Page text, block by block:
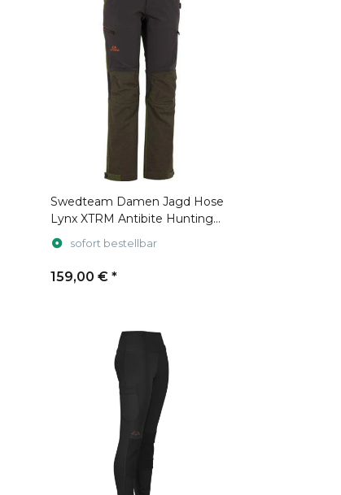
Swedteam Damen Jagd Hose
Lynx XTRM Antibite Hunting
Greensofort bestellbar
159,00 € *